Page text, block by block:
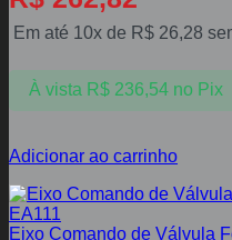
Em até 10x de R$ 26,28
À vista R$236,54 no Pix
Adicionar ao carrinho
Eixo Comando de Válvula